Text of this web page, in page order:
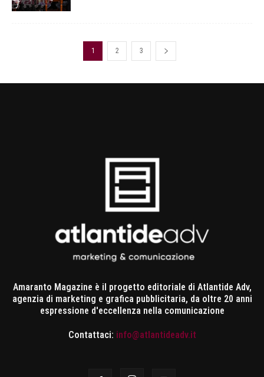
1 2 3
Amaranto Magazine è il progetto editoriale di Atlantide Adv,
agenzia di marketing e grafica pubblicitaria, da oltre 20 anni
espressione d'eccellenza nella comunicazione
Contattaci: info@atlantideadv.it